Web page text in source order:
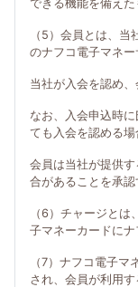
できる機能を備えた
（5）会員とは、
のナフコ電子マネー
当社が入会を認め、
なお、入会申込時
ても入会を認める場
会員は当社が提供
合があることを承認
（6）チャージと
子マネーカードにナ
（7）ナフコ電子
され、会員が利用